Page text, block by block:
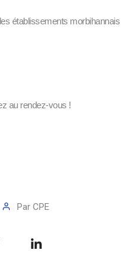
établissements morbihannais
au rendez-vous !
Par CPE